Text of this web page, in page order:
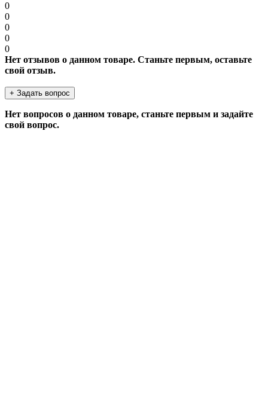
0
0
0
0
0
Нет отзывов о данном товаре. Станьте первым, оставьте
свой отзыв.
+ Задать вопрос
Нет вопросов о данном товаре, станьте первым и задайте
свой вопрос.